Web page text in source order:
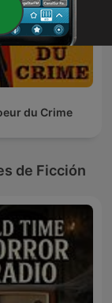
du Crime
de Ficción